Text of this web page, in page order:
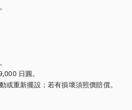
日圓。
或重新擺設；若有損壞須照價賠償。